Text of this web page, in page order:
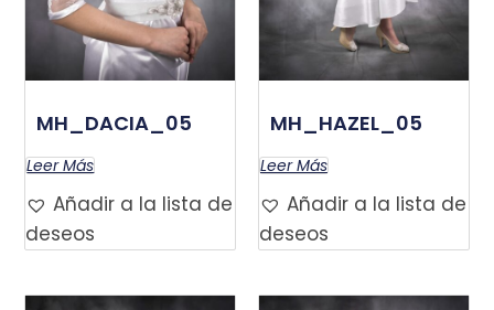
MH_DACIA_05
Leer Más
Añadir a la lista de
deseos
MH_HAZEL_05
Leer Más
Añadir a la lista de
deseos